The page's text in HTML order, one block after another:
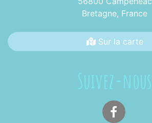
Bretagne, France
Sur la carte
Suivez-nous